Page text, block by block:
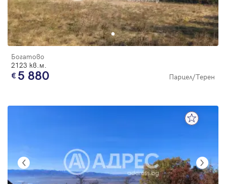
Богатово
2123 кв.м.
5 880 Парцел/Терен